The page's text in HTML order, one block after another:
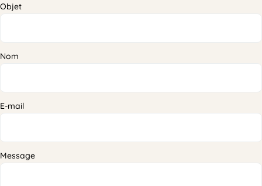
Objet
Nom
E-mail
Message